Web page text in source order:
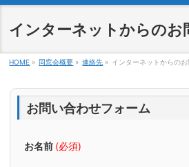
インターネットからのお
HOME » 同窓会概要 » 連絡先 » インターネットからの
お問い合わせフォーム
お名前 (必須)